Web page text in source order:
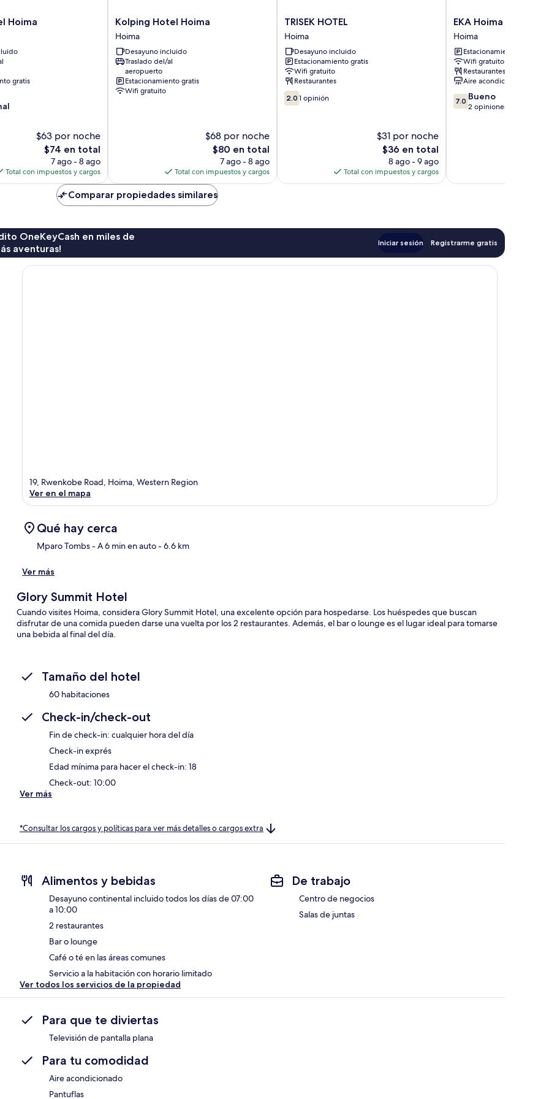
Hoima
gratis
$63 por noche
El
precio
actual
es
$74 en total
7 ago - 8 ago
Total con impuestos y cargos
Kolping
Hotel
Hoima
Hoima
Kolping Hotel Hoima
Hoima
Desayuno incluido
Traslado del/al
aeropuerto
Estacionamiento gratis
Wifi gratuito
$68 por noche
El
precio
actual
es
de
$80
$80 en total
7 ago - 8 ago
Total con impuestos y cargos
TRISEK
HOTEL
Hoima
TRISEK HOTEL
Hoima
Desayuno incluido
Estacionamiento gratis
Wifi gratuito
Restaurantes
2.0
de
2.0 1 opinión
$31 por noche
El
precio
actual
es
$36 en total
8 ago - 9 ago
Total con impuestos y cargos
EKA
Hoima
Hotel
Hoima
EKA Hoima Hotel
Hoima
Estacionamiento gratis
Wifi gratuito
Restaurantes
Aire acondicionado
7.0
de
7.0 Bueno
2 opiniones
Comparar propiedades similares
OneKeyCash en miles de
aventuras!
Iniciar sesión Registrarme gratis
19, Rwenkobe Road, Hoima, Western Region
Ver en el mapa
Qué hay cerca
Mparo Tombs- A 6 min en auto- 6.6 km
Ver más
Glory Summit Hotel
Cuando visites Hoima, considera Glory Summit Hotel, una excelente opción para hospedarse. Los huéspedes que buscan
disfrutar de una comida pueden darse una vuelta por los 2 restaurantes. Además, el bar o lounge es el lugar ideal para tomarse
una bebida al final del día.
Tamaño del hotel
60 habitaciones
Check-in/check-out
Fin de check-in: cualquier hora del día
Check-in exprés
Edad mínima para hacer el check-in: 18
Check-out: 10:00
Ver más
*Consultar los cargos y políticas para ver más detalles o cargos extra
Alimentos y bebidas
Desayuno continental incluido todos los días de 07:00
a 10:00
2 restaurantes
Bar o lounge
Café o té en las áreas comunes
Servicio a la habitación con horario limitado
De trabajo
Centro de negocios
Salas de juntas
Ver todos los servicios de la propiedad
Para que te diviertas
Televisión de pantalla plana
Para tu comodidad
Aire acondicionado
Pantuflas